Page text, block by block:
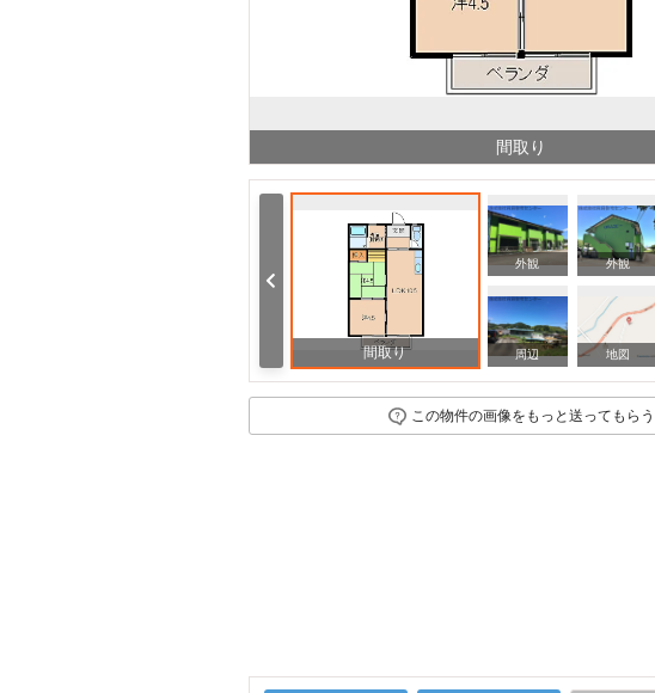
間取り
間取り
外観 外観
周辺 地図
この物件の画像をもっと送ってもらう